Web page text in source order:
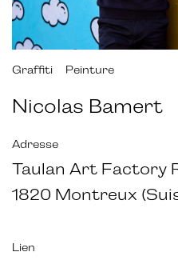
Graffiti Peinture
Nicolas Bamert
Adresse
Taulan Art Factory
1820 Montreux
Lien